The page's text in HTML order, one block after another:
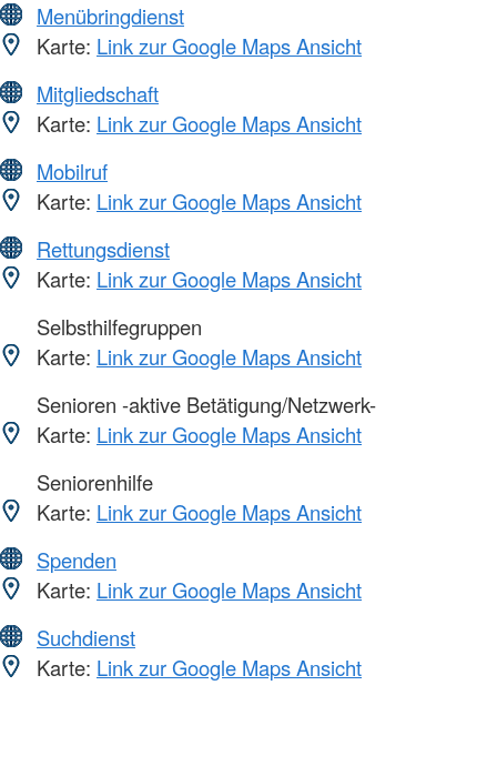
Menübringdienst
Karte: Link zur Google Maps Ansicht
Mitgliedschaft
Karte: Link zur Google Maps Ansicht
Mobilruf
Karte: Link zur Google Maps Ansicht
Rettungsdienst
Karte: Link zur Google Maps Ansicht
Selbsthilfegruppen
Karte: Link zur Google Maps Ansicht
Senioren -aktive Betätigung/Netzwerk-
Karte: Link zur Google Maps Ansicht
Seniorenhilfe
Karte: Link zur Google Maps Ansicht
Spenden
Karte: Link zur Google Maps Ansicht
Suchdienst
Karte: Link zur Google Maps Ansicht